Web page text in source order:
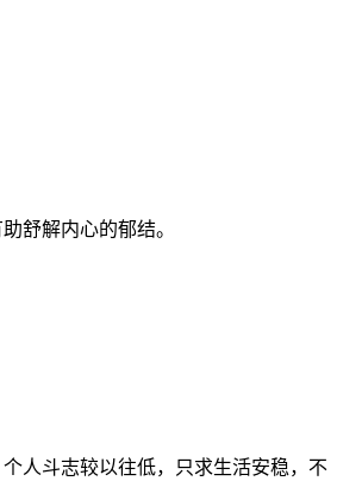
舒解内心的郁结。
人斗志较以往低，只求生活安稳，不